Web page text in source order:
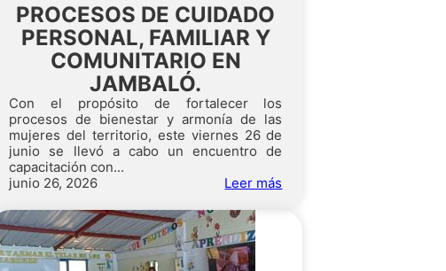
PROCESOS DE CUIDADO
PERSONAL, FAMILIAR Y
COMUNITARIO EN
JAMBALÓ.
Con el propósito de fortalecer los
procesos de bienestar y armonía de las
mujeres del territorio, este viernes 26 de
junio se llevó a cabo un encuentro de
capacitación con...
junio 26, 2026
Leer más